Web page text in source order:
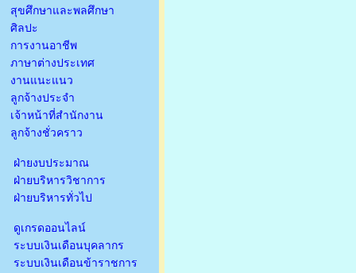
สุขศึกษาและพลศึกษา
ศิลปะ
การงานอาชีพ
ภาษาต่างประเทศ
งานแนะแนว
ลูกจ้างประจำ
เจ้าหน้าที่สำนักงาน
ลูกจ้างชั่วคราว
ฝ่ายงบประมาณ
ฝ่ายบริหารวิชาการ
ฝ่ายบริหารทั่วไป
ดูเกรดออนไลน์
ระบบเงินเดือนบุคลากร
ระบบเงินเดือนข้าราชการ